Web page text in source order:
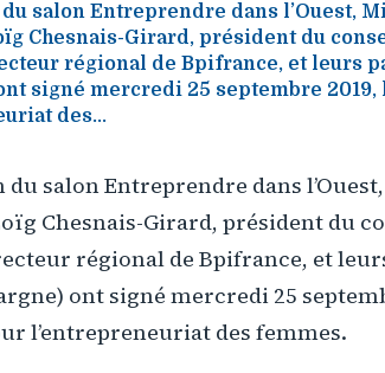
du salon Entreprendre dans l’Ouest,
Chesnais-Girard, président du
régional de Bpifrance, et leurs
signé mercredi 25 septembre
des...
du salon Entreprendre dans
Chesnais-Girard, président du
régional de Bpifrance, et
ont signé mercredi 25
l’entrepreneuriat des femmes.